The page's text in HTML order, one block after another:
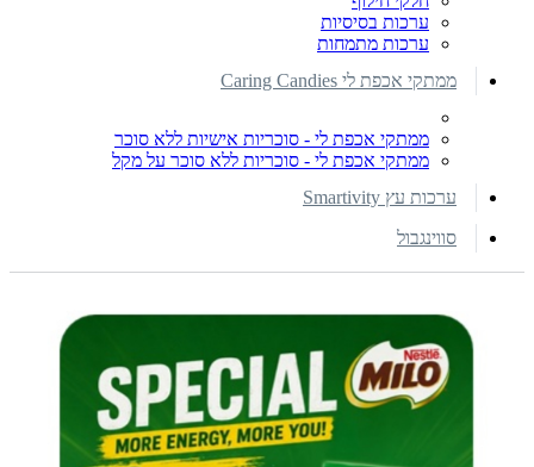
ערכות בסיסיות
ערכות מתמחות
ממתקי אכפת לי Caring Candies
ממתקי אכפת לי - סוכריות אישיות ללא סוכר
ממתקי אכפת לי - סוכריות ללא סוכר על מקל
ערכות עץ Smartivity
סווינגבול